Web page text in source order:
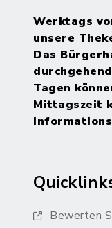
Werktags
unsere
Das
Tagen
Mittagszeit
Bewerten